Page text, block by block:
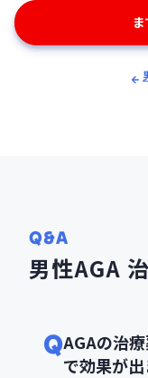
Q&A
男性AGA
QAGAの治
で効果が